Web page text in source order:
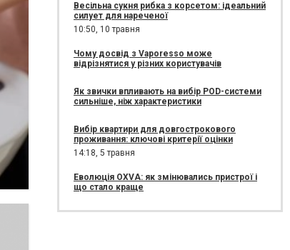
Весільна сукня рибка з корсетом: ідеальний
силует для нареченої
10:50, 10 травня
Чому досвід з Vaporesso може
відрізнятися у різних користувачів
Як звички впливають на вибір POD-системи
сильніше, ніж характеристики
Вибір квартири для довгострокового
проживання: ключові критерії оцінки
14:18, 5 травня
Еволюція OXVA: як змінювались пристрої і
що стало краще